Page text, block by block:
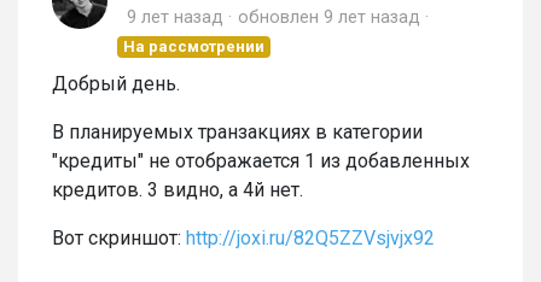
9 лет назад обновлен 9 лет назад
На рассмотрении
Добрый день.
В планируемых транзакциях в категории
"кредиты" не отображается 1 из добавленных
кредитов. 3 видно, а 4й нет.
Вот скриншот: http://joxi.ru/82Q5ZZVsjvjx92